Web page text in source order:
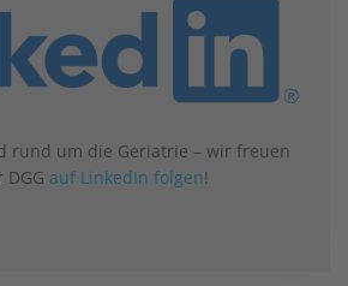
rund um die Geriatrie – wir freuen
auf LinkedIn folgen!